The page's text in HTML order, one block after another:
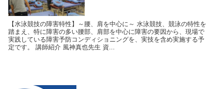
【水泳競技の障害特性】～腰、肩を中心に～ 水泳競技、競泳の特性を
踏まえ、特に障害の多い腰部、肩部を中心に障害の要因から、現場で
実践している障害予防コンディショニングを、実技を含め実施する予
定です。 講師紹介 風神真也先生 資...